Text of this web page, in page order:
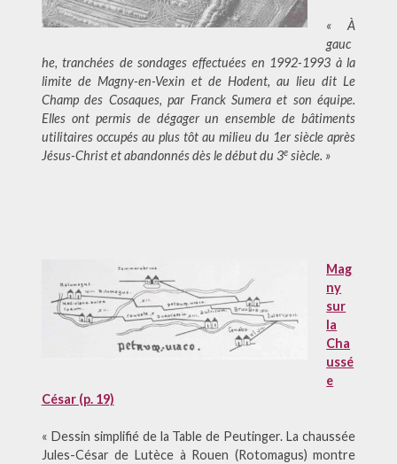
« À
gauc
he, tranchées de sondages effectuées en 1992-1993 à la
limite de Magny-en-Vexin et de Hodent, au lieu dit Le
Champ des Cosaques, par Franck Sumera et son équipe.
Elles ont permis de dégager un ensemble de bâtiments
utilitaires occupés au plus tôt au milieu du 1er siècle après
Jésus-Christ et abandonnés dès le début du 3esiècle. »
Mag
ny
sur
la
Cha
ussé
e
César (p. 19)
« Dessin simplifié de la Table de Peutinger. La chaussée
Jules-César de Lutèce à Rouen (Rotomagus) montre